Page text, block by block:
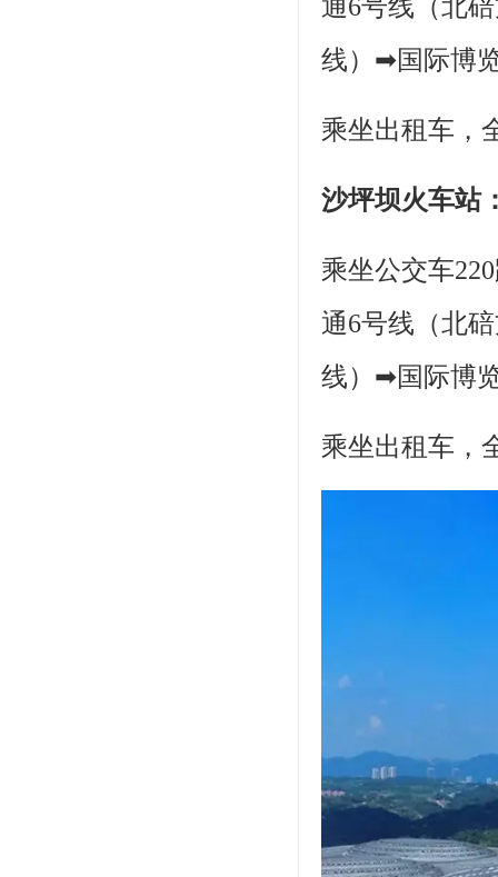
通6号线（北
线）➡国际博
乘坐出租车，
沙坪坝火车站
乘坐公交车
通6号线（北
线）➡国际博
乘坐出租车，